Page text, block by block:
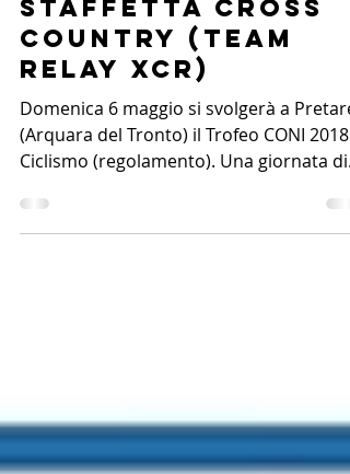
Trofeo CONI 2018
Staffetta Cross
Country (Team
Relay XCR)
Domenica 6 maggio si svolgerà a Pretare
(Arquara del Tronto) il Trofeo CONI 2018
Ciclismo (regolamento). Una giornata di